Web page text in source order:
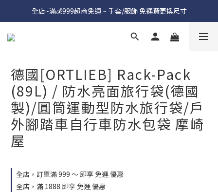
全店~滿💰999超商免運 ~ 手套/服飾 免運費更換尺寸
德國[ORTLIEB] Rack-Pack
(89L) / 防水亮面旅行袋(德國
製)/圓筒運動型防水旅行袋/戶
外腳踏車自行車防水包袋 摩崎
屋
全店，訂單滿 999 ～ 即享 免運 優惠
全店，滿 1888 即享 免運 優惠